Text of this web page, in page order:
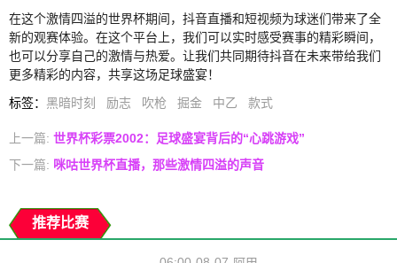
在这个激情四溢的世界杯期间，抖音直播和短视频为球迷们带来了全
新的观赛体验。在这个平台上，我们可以实时感受赛事的精彩瞬间，
也可以分享自己的激情与热爱。让我们共同期待抖音在未来带给我们
更多精彩的内容，共享这场足球盛宴！
标签： 黑暗时刻 励志 吹枪 掘金 中乙 款式
上一篇: 世界杯彩票2002：足球盛宴背后的“心跳游戏”
下一篇: 咪咕世界杯直播，那些激情四溢的声音
推荐比赛